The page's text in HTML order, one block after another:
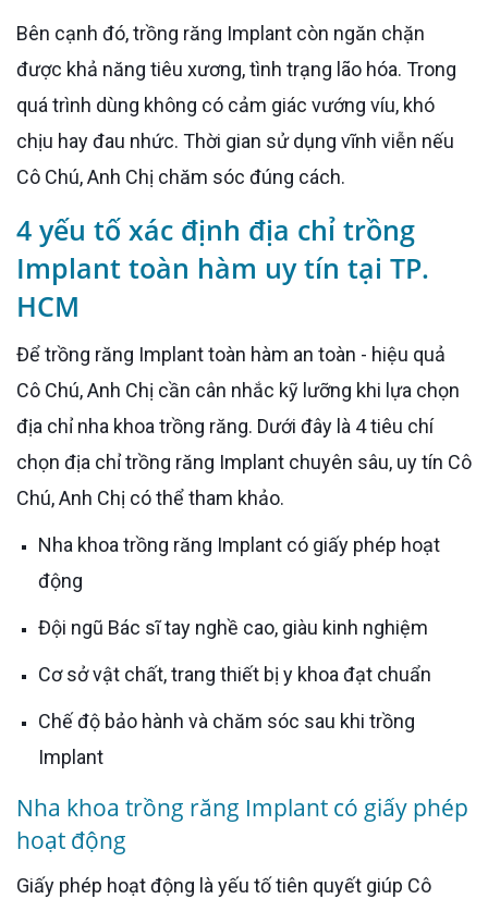
Bên cạnh đó, trồng răng Implant còn ngăn chặn
được khả năng tiêu xương, tình trạng lão hóa. Trong
quá trình dùng không có cảm giác vướng víu, khó
chịu hay đau nhức. Thời gian sử dụng vĩnh viễn nếu
Cô Chú, Anh Chị chăm sóc đúng cách.
4 yếu tố xác định địa chỉ trồng
Implant toàn hàm uy tín tại TP.
HCM
Để trồng răng Implant toàn hàm an toàn - hiệu quả
Cô Chú, Anh Chị cần cân nhắc kỹ lưỡng khi lựa chọn
địa chỉ nha khoa trồng răng. Dưới đây là 4 tiêu chí
chọn địa chỉ trồng răng Implant chuyên sâu, uy tín Cô
Chú, Anh Chị có thể tham khảo.
Nha khoa trồng răng Implant có giấy phép hoạt
động
Đội ngũ Bác sĩ tay nghề cao, giàu kinh nghiệm
Cơ sở vật chất, trang thiết bị y khoa đạt chuẩn
Chế độ bảo hành và chăm sóc sau khi trồng
Implant
Nha khoa trồng răng Implant có giấy phép
hoạt động
Giấy phép hoạt động là yếu tố tiên quyết giúp Cô